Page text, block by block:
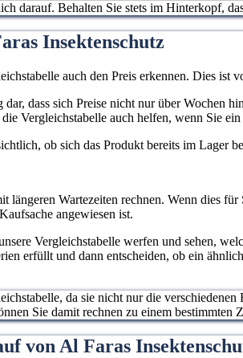
darauf. Behalten Sie stets im Hinterkopf,
Insektenschutz
auch den Preis erkennen. Dies
dass sich Preise nicht nur über Wochen
Vergleichstabelle auch helfen, wenn Sie
ob sich das Produkt bereits im Lager
längeren Wartezeiten rechnen. Wenn dies
angewiesen ist.
Vergleichstabelle werfen und sehen,
erfüllt und dann entscheiden, ob ein
da sie nicht nur die
Sie damit rechnen zu einem bestimmten
von Al Faras